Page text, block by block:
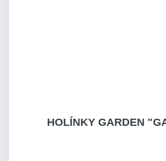
HOLÍNKY GARDEN